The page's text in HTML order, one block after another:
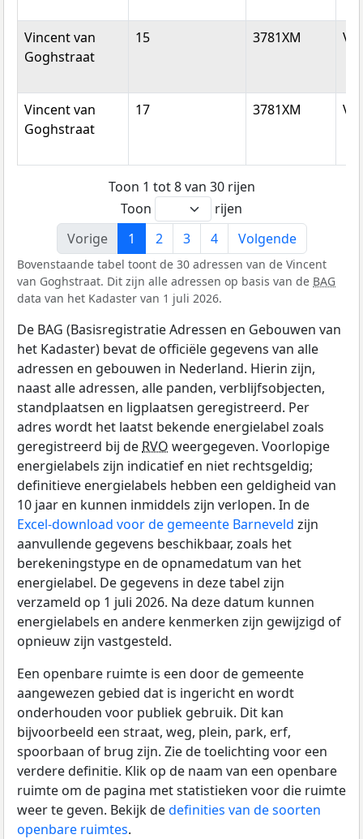
Vincent van
Goghstraat
15 3781XM
Vincent van
Goghstraat
17 3781XM
Toon 1 tot 8 van 30 rijen
Toon
rijen
Vorige
1 2 3 4 Volgende
Bovenstaande tabel toont de 30 adressen van de Vincent
van Goghstraat. Dit zijn alle adressen op basis van de BAG
data van het Kadaster van 1 juli 2026.
De BAG (Basisregistratie Adressen en Gebouwen van
het Kadaster) bevat de officiële gegevens van alle
adressen en gebouwen in Nederland. Hierin zijn,
naast alle adressen, alle panden, verblijfsobjecten,
standplaatsen en ligplaatsen geregistreerd. Per
adres wordt het laatst bekende energielabel zoals
geregistreerd bij de RVO weergegeven. Voorlopige
energielabels zijn indicatief en niet rechtsgeldig;
definitieve energielabels hebben een geldigheid van
10 jaar en kunnen inmiddels zijn verlopen. In de
Excel-download voor de gemeente Barneveld zijn
aanvullende gegevens beschikbaar, zoals het
berekeningstype en de opnamedatum van het
energielabel. De gegevens in deze tabel zijn
verzameld op 1 juli 2026. Na deze datum kunnen
energielabels en andere kenmerken zijn gewijzigd of
opnieuw zijn vastgesteld.
Een openbare ruimte is een door de gemeente
aangewezen gebied dat is ingericht en wordt
onderhouden voor publiek gebruik. Dit kan
bijvoorbeeld een straat, weg, plein, park, erf,
spoorbaan of brug zijn. Zie de toelichting voor een
verdere definitie. Klik op de naam van een openbare
ruimte om de pagina met statistieken voor die ruimte
weer te geven. Bekijk dedefinities van de soorten
openbare ruimtes.